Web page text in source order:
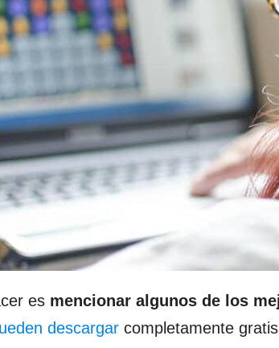
es mencionar algunos de los
descargar completamente